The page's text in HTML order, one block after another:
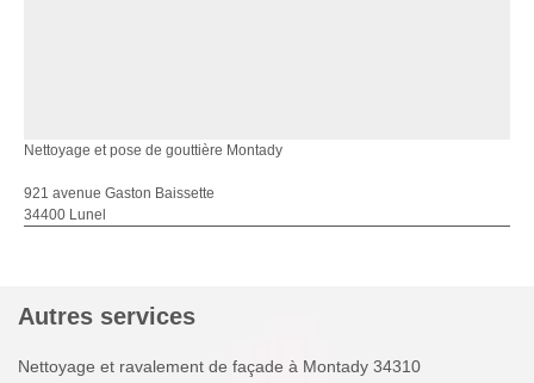
Nettoyage et pose de gouttière Montady
921 avenue Gaston Baissette
34400 Lunel
Autres services
Nettoyage et ravalement de façade à Montady 34310